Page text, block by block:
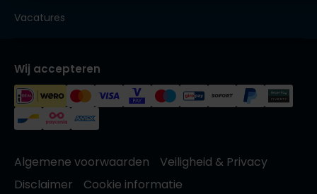
Superdry
Thomas Maine
Tommy Hilfiger
Vacatures
Wij accepteren
Algemene voorwaarden
Veiligheid & Privacy
Disclaimer
Cookie informatie